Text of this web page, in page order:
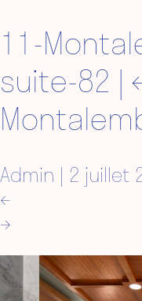
11-
suite-82 |
Admin | 2 juillet
←
→